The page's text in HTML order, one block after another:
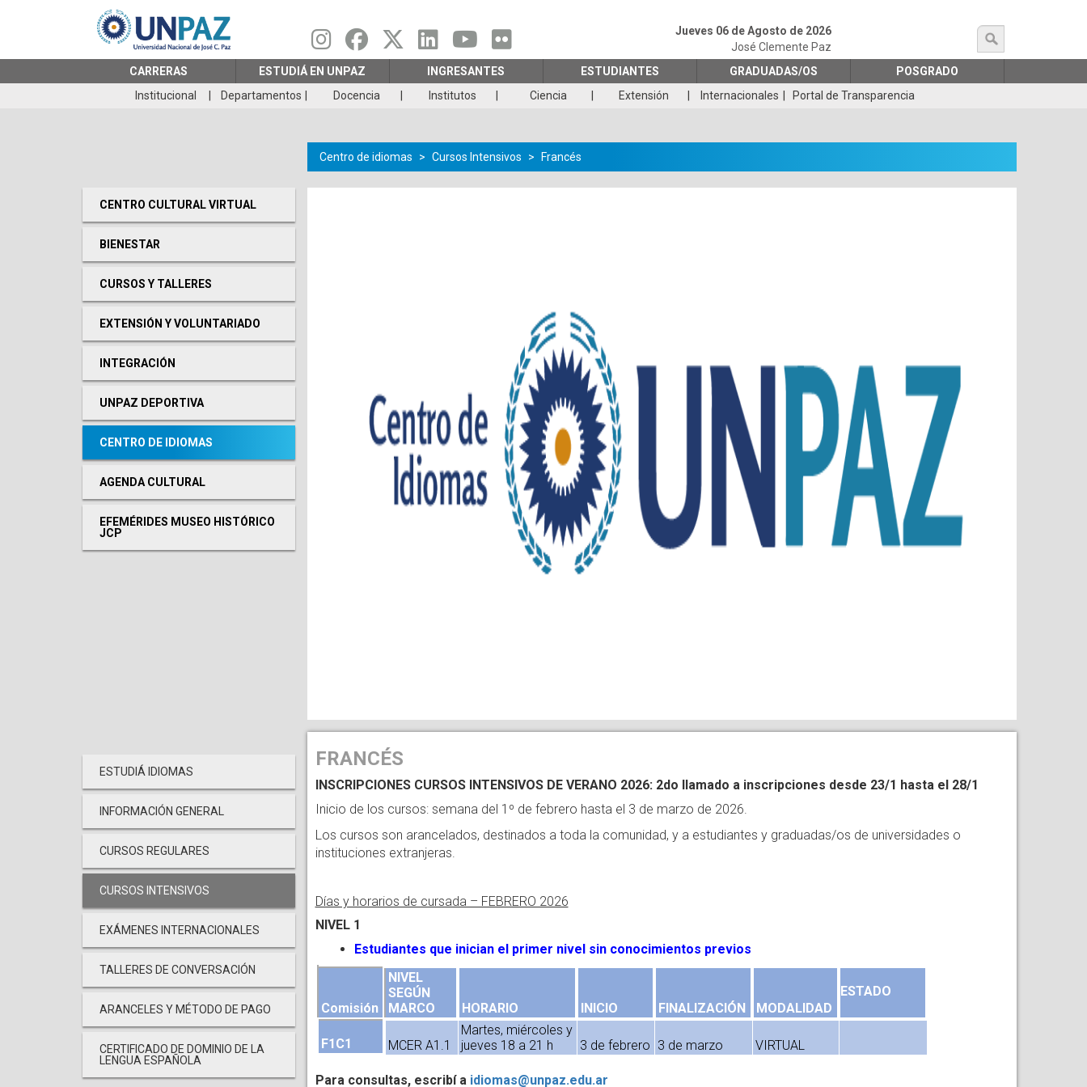
principal
búsqueda
Jueves 06 de Agosto de 2026
José Clemente Paz
CARRERAS
ESTUDIÁ EN UNPAZ INGRESANTES ESTUDIANTES GRADUADAS/OS
POSGRADO
Institucional
Departamentos Docencia Institutos Ciencia Extensión Internacionales Portal de Transparencia
CENTRO CULTURAL VIRTUAL
BIENESTAR
CURSOS Y TALLERES
EXTENSIÓN Y VOLUNTARIADO
INTEGRACIÓN
UNPAZ DEPORTIVA
CENTRO DE IDIOMAS
AGENDA CULTURAL
EFEMÉRIDES MUSEO HISTÓRICO
JCP
ESTUDIÁ IDIOMAS
INFORMACIÓN GENERAL
CURSOS REGULARES
CURSOS INTENSIVOS
EXÁMENES INTERNACIONALES
TALLERES DE CONVERSACIÓN
ARANCELES Y MÉTODO DE PAGO
CERTIFICADO DE DOMINIO DE LA
LENGUA ESPAÑOLA
Centro de idiomas Cursos Intensivos Francés
FRANCÉS
INSCRIPCIONES CURSOS INTENSIVOS DE VERANO 2026: 2do llamado a inscripciones desde 23/1 hasta el 28/1
Inicio de los cursos: semana del 1º de febrero hasta el 3 de marzo de 2026.
Los cursos son arancelados, destinados a toda la comunidad, y a estudiantes y graduadas/os de universidades o
instituciones extranjeras.
Días y horarios de cursada – FEBRERO 2026
NIVEL 1
Estudiantes que inician el primer nivel sin conocimientos previos
Comisión
NIVEL
SEGÚN
MARCO
HORARIO INICIO FINALIZACIÓN MODALIDAD
ESTADO
F1C1 MCER A1.1
Martes, miércoles y
jueves 18 a 21 h
3 de febrero 3 de marzo VIRTUAL
Para consultas, escribí a idiomas@unpaz.edu.ar